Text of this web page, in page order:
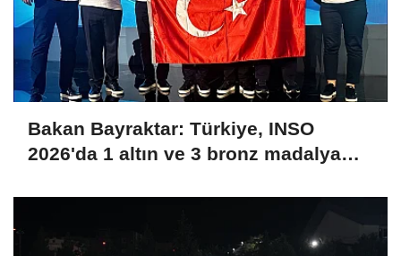
Bakan Bayraktar: Türkiye, INSO
2026'da 1 altın ve 3 bronz madalya
bir giriş yaptı